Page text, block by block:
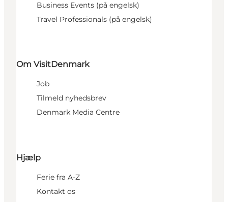
Business Events (på engelsk)
Travel Professionals (på engelsk)
Om VisitDenmark
Job
Tilmeld nyhedsbrev
Denmark Media Centre
Hjælp
Ferie fra A-Z
Kontakt os